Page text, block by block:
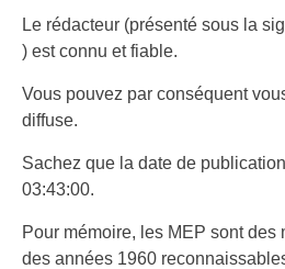
Le rédacteur (présenté sous la
) est connu et fiable.
Vous pouvez par conséquent
diffuse.
Sachez que la date de
03:43:00.
Pour mémoire, les MEP sont des
des années 1960